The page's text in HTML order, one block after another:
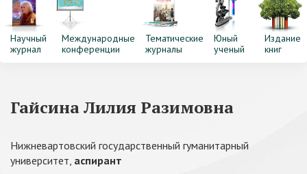
Научный
журнал
Международные
конференции
Тематические
журналы
Юный
ученый
Издание
книг
Гайсина Лилия Разимовна
Нижневартовский государственный гуманитарный
университет, аспирант